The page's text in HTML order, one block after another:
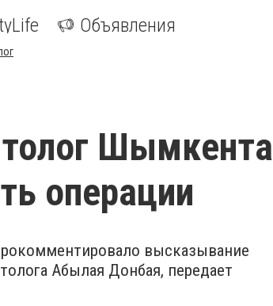
Объявления
Шымкента
операции
высказывание
Абылая Донбая, передает